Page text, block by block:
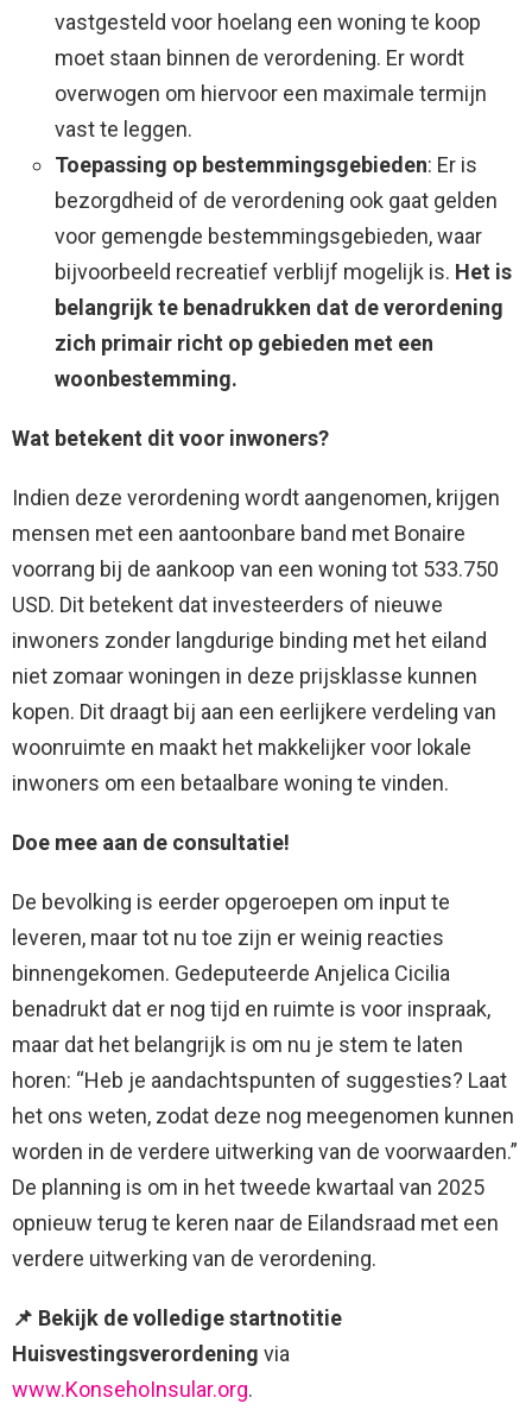
vastgesteld voor hoelang een woning te koop
moet staan binnen de verordening. Er wordt
overwogen om hiervoor een maximale termijn
vast te leggen.
Toepassing op bestemmingsgebieden: Er is
bezorgdheid of de verordening ook gaat gelden
voor gemengde bestemmingsgebieden, waar
bijvoorbeeld recreatief verblijf mogelijk is. Het is
belangrijk te benadrukken dat de verordening
zich primair richt op gebieden met een
woonbestemming.
Wat betekent dit voor inwoners?
Indien deze verordening wordt aangenomen, krijgen
mensen met een aantoonbare band met Bonaire
voorrang bij de aankoop van een woning tot 533.750
USD. Dit betekent dat investeerders of nieuwe
inwoners zonder langdurige binding met het eiland
niet zomaar woningen in deze prijsklasse kunnen
kopen. Dit draagt bij aan een eerlijkere verdeling van
woonruimte en maakt het makkelijker voor lokale
inwoners om een betaalbare woning te vinden.
Doe mee aan de consultatie!
De bevolking is eerder opgeroepen om input te
leveren, maar tot nu toe zijn er weinig reacties
binnengekomen. Gedeputeerde Anjelica Cicilia
benadrukt dat er nog tijd en ruimte is voor inspraak,
maar dat het belangrijk is om nu je stem te laten
horen: “Heb je aandachtspunten of suggesties? Laat
het ons weten, zodat deze nog meegenomen kunnen
worden in de verdere uitwerking van de voorwaarden.”
De planning is om in het tweede kwartaal van 2025
opnieuw terug te keren naar de Eilandsraad met een
verdere uitwerking van de verordening.
📌 Bekijk de volledige startnotitie
Huisvestingsverordening via
www.KonsehoInsular.org.